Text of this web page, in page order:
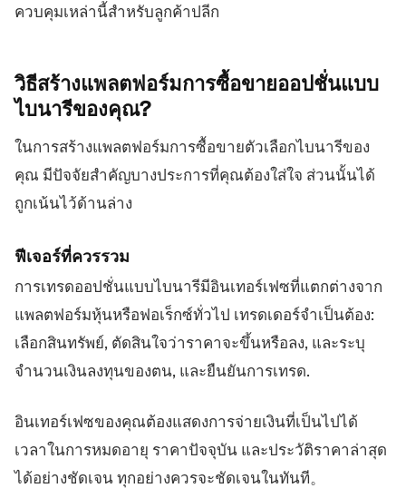
ควบคุมเหล่านี้สำหรับลูกค้าปลีก
วิธีสร้างแพลตฟอร์มการซื้อขายออปชั่นแบบ
ไบนารีของคุณ?
ในการสร้างแพลตฟอร์มการซื้อขายตัวเลือกไบนารีของ
คุณ มีปัจจัยสำคัญบางประการที่คุณต้องใส่ใจ ส่วนนั้นได้
ถูกเน้นไว้ด้านล่าง
ฟีเจอร์ที่ควรรวม
การเทรดออปชั่นแบบไบนารีมีอินเทอร์เฟซที่แตกต่างจาก
แพลตฟอร์มหุ้นหรือฟอเร็กซ์ทั่วไป เทรดเดอร์จำเป็นต้อง:
เลือกสินทรัพย์, ตัดสินใจว่าราคาจะขึ้นหรือลง, และระบุ
จำนวนเงินลงทุนของตน, และยืนยันการเทรด.
อินเทอร์เฟซของคุณต้องแสดงการจ่ายเงินที่เป็นไปได้
เวลาในการหมดอายุ ราคาปัจจุบัน และประวัติราคาล่าสุด
ได้อย่างชัดเจน ทุกอย่างควรจะชัดเจนในทันที。